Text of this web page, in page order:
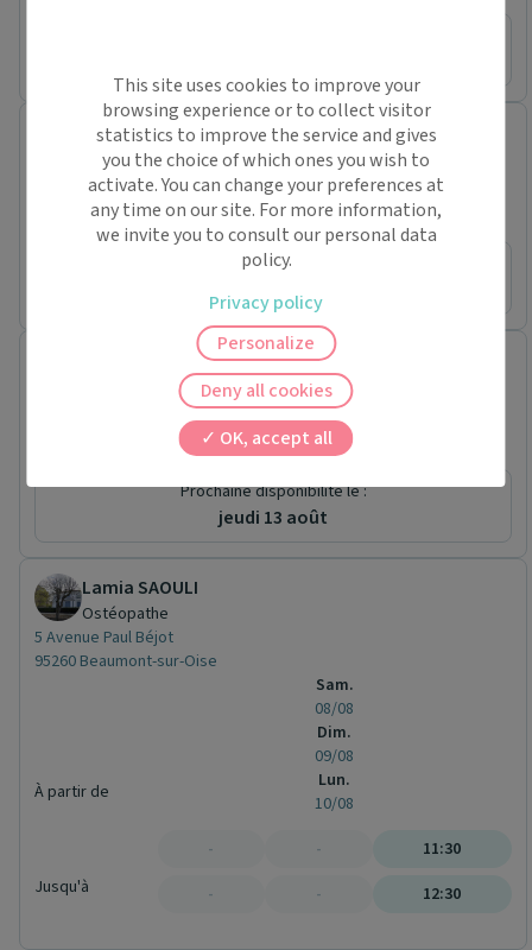
Emmanuel BISSEY
Masseur-kinésithérapeute
3 Rue DU 11 NOVEMBRE
60340 Saint-Leu-d'Esserent
Conventionné
Pas de nouveaux patients
Prochaine disponibilité le :
jeudi 13 août
Cabinet paramédical
3 Rue DU 11 NOVEMBRE
60340 Saint-Leu-d'Esserent
Prochaine disponibilité le :
jeudi 13 août
Lamia SAOULI
Ostéopathe
5 Avenue Paul Béjot
95260 Beaumont-sur-Oise
À partir de
Jusqu'à
Sam.
08/08
Dim.
09/08
Lun.
10/08
-
-
-
-
11:30
12:30
This site uses cookies to improve your
browsing experience or to collect visitor
statistics to improve the service and gives
you the choice of which ones you wish to
activate. You can change your preferences at
any time on our site. For more information,
we invite you to consult our personal data
policy.
OK, accept all
Deny all cookies
Personalize
Privacy policy